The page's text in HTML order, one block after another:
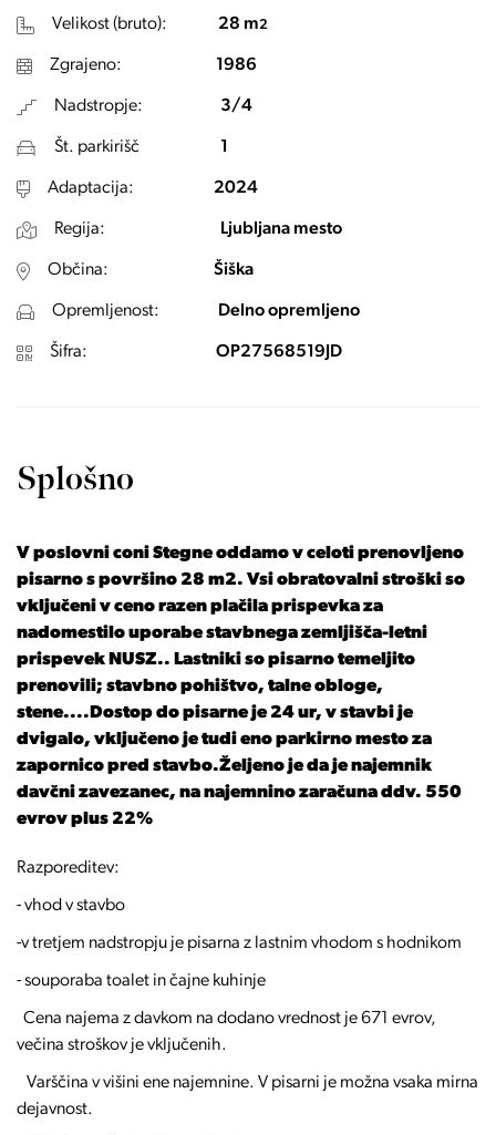
Velikost (bruto): 28 m2
Zgrajeno: 1986
Nadstropje: 3/4
Št. parkirišč 1
Adaptacija: 2024
Regija: Ljubljana mesto
Občina: Šiška
Opremljenost: Delno opremljeno
Šifra: OP27568519JD
Splošno
V poslovni coni Stegne oddamo v celoti prenovljeno
pisarno s površino 28 m2. Vsi obratovalni stroški so
vključeni v ceno razen plačila prispevka za
nadomestilo uporabe stavbnega zemljišča-letni
prispevek NUSZ.. Lastniki so pisarno temeljito
prenovili; stavbno pohištvo, talne obloge,
stene....Dostop do pisarne je 24 ur, v stavbi je
dvigalo, vključeno je tudi eno parkirno mesto za
zapornico pred stavbo.Željeno je da je najemnik
davčni zavezanec, na najemnino zaračuna ddv. 550
evrov plus 22%
Razporeditev:
- vhod v stavbo
-v tretjem nadstropju je pisarna z lastnim vhodom s hodnikom
- souporaba toalet in čajne kuhinje
Cena najema z davkom na dodano vrednost je 671 evrov,
večina stroškov je vključenih.
Varščina v višini ene najemnine. V pisarni je možna vsaka mirna
dejavnost.